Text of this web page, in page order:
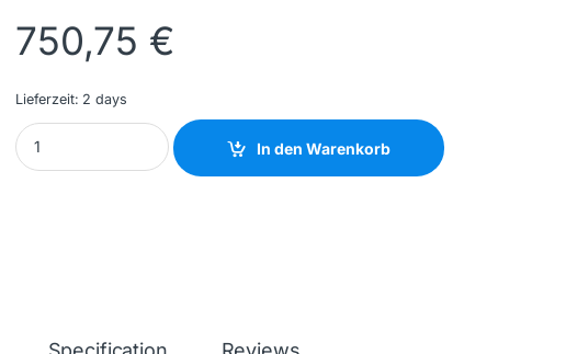
750,75 €
Lieferzeit: 2 days
ZEBRA - ZD6A043-32EF00EZ - NEW quantity
In den Warenkorb